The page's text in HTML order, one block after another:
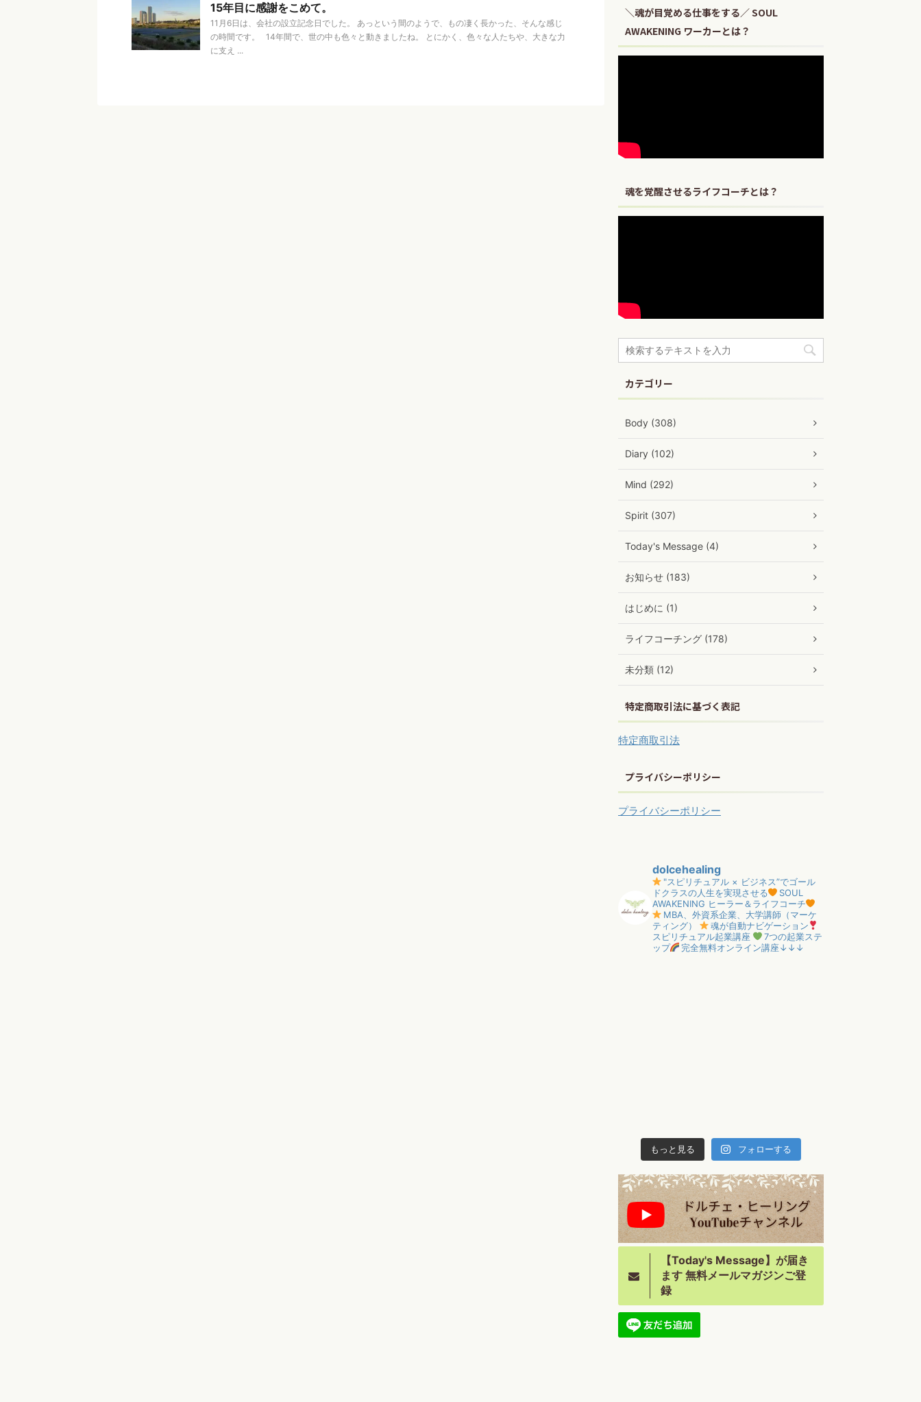
15年目に感謝をこめて。
11月6日は、会社の設立記念日でした。 あっという間のようで、もの凄く長かった、そんな感じ
の時間です。 14年間で、世の中も色々と動きましたね。 とにかく、色々な人たちや、大きな力
に支え ...
＼魂が目覚める仕事をする／ SOUL
AWAKENING ワーカーとは？
魂を覚醒させるライフコーチとは？
カテゴリー
Body (308)
Diary (102)
Mind (292)
Spirit (307)
Today's Message (4)
お知らせ (183)
はじめに (1)
ライフコーチング (178)
未分類 (12)
特定商取引法に基づく表記
特定商取引法
プライバシーポリシー
プライバシーポリシー
dolcehealing
"スピリチュアル × ビジネス”でゴール
ドクラスの人生を実現させる
SOUL
AWAKENING ヒーラー＆ライフコーチ
MBA、外資系企業、大学講師（マーケ
ティング）
魂が自動ナビゲーション
スピリチュアル起業講座
7つの起業ステ
ップ
完全無料オンライン講座↓↓↓
もっと見る フォローする
【Today's Message】が届き
ます 無料メールマガジンご登
録